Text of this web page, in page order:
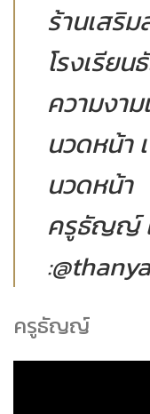
ร้านเสริ
โรงเรี
ความงา
นวดหน้า
นวดหน้า
ครูธัญญ์
ครูธัญญ์